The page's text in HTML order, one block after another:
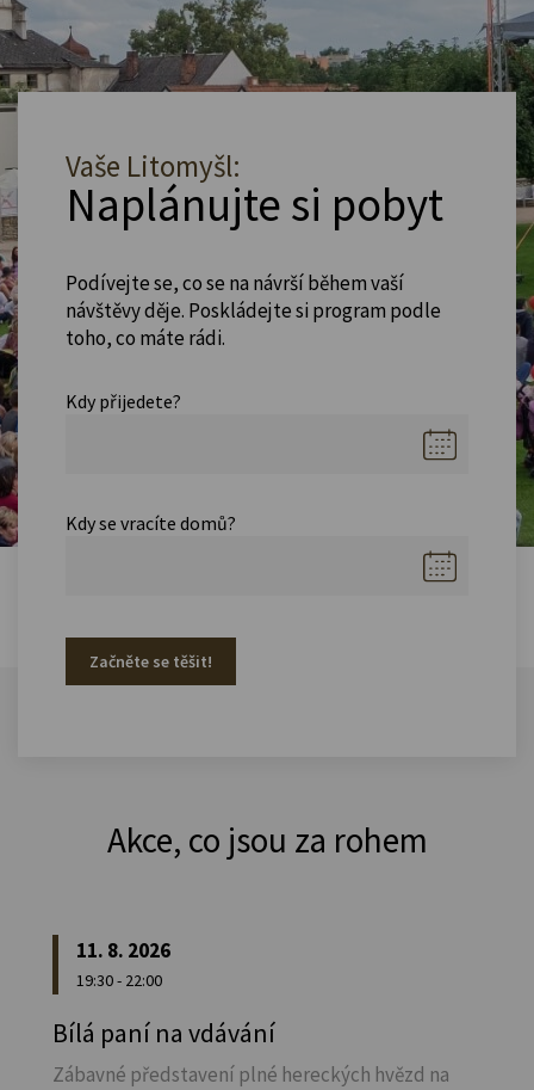
Vaše Litomyšl:
Naplánujte si pobyt
Podívejte se, co se na návrší během vaší
návštěvy děje. Poskládejte si program podle
toho, co máte rádi.
Kdy přijedete?
Kdy se vracíte domů?
Začněte se těšit!
Akce, co jsou za rohem
11. 8. 2026
19:30 - 22:00
Bílá paní na vdávání
Zábavné představení plné hereckých hvězd na